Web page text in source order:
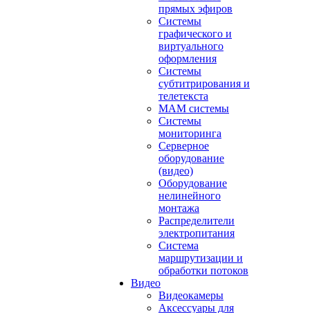
прямых эфиров
Системы
графического и
виртуального
оформления
Системы
субтитрирования и
телетекста
MAM системы
Системы
мониторинга
Серверное
оборудование
(видео)
Оборудование
нелинейного
монтажа
Распределители
электропитания
Система
маршрутизации и
обработки потоков
Видео
Видеокамеры
Аксессуары для